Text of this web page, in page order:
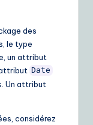
des
le type
un attribut
Date
Un attribut
considérez